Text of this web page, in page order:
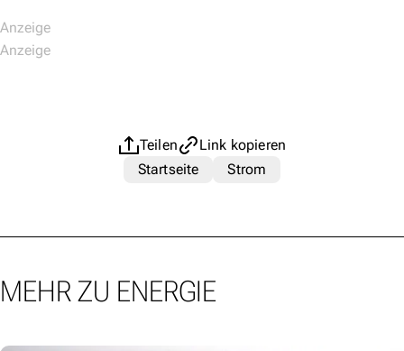
Teilen
Link kopieren
Startseite
Strom
MEHR ZU ENERGIE